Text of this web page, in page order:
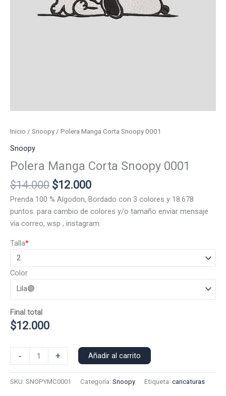
Inicio / Snoopy / Polera Manga Corta Snoopy 0001
Snoopy
Polera Manga Corta Snoopy 0001
$14.000 El
precio
original
era:
$12.000El
precio
actual
es:
Prenda 100 % Algodon, Bordado con 3 colores y 18.678
puntos. para cambio de colores y/o tamaño enviar mensaje
vía correo, wsp , instagram.
*
Talla
Color
Final total
$12.000
-
Manga
+ Añadir al carrito
SKU: SNOPYMC0001 Categoría: Snoopy Etiqueta: caricaturas